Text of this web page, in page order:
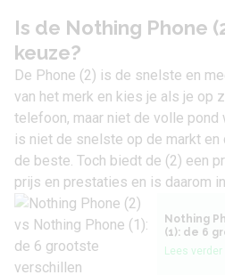
Is de Nothing Phone
keuze?
De Phone (2) is de snelste en
van het merk en kies je als je op
telefoon, maar niet de volle
is niet de snelste op de markt en
de beste. Toch biedt de (2) een
prijs en prestaties en is daarom
Nothing
(1): de 6
Lees verder